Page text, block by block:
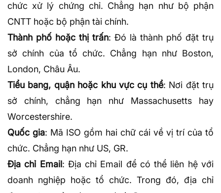
chức xử lý chứng chỉ. Chẳng hạn như bộ phận
CNTT hoặc bộ phận tài chính.
Thành phố hoặc thị trấn: Đó là thành phố đặt trụ
sở chính của tổ chức. Chẳng hạn như Boston,
London, Châu Âu.
Tiểu bang, quận hoặc khu vực cụ thể: Nơi đặt trụ
sở chính, chẳng hạn như Massachusetts hay
Worcestershire.
Quốc gia: Mã ISO gồm hai chữ cái về vị trí của tổ
chức. Chẳng hạn như US, GR.
Địa chỉ Email: Địa chỉ Email để có thể liên hệ với
doanh nghiệp hoặc tổ chức. Trong đó, địa chỉ